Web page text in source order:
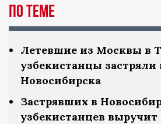
по теме
Летевшие из Москвы в
узбекистанцы застряли
Новосибирска
Застрявших в
узбекистанцев выручит